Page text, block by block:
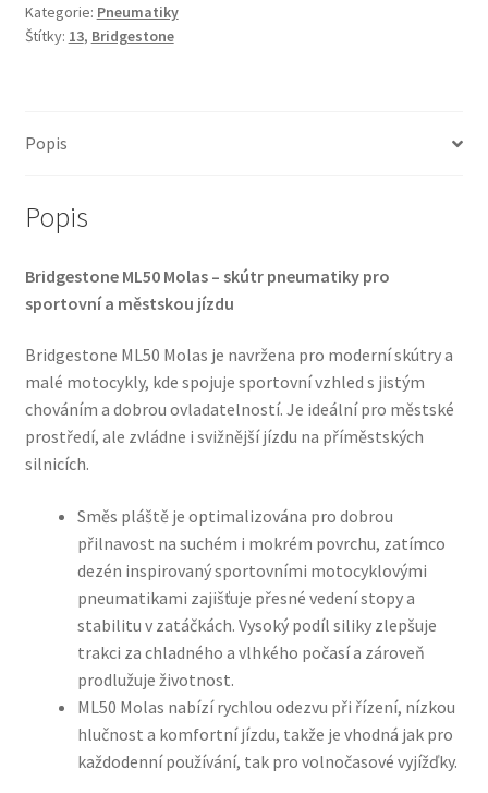
13
53L
Kategorie: Pneumatiky
Štítky: 13, Bridgestone
Popis
Popis
Bridgestone ML50 Molas – skútr pneumatiky pro
sportovní a městskou jízdu
Bridgestone ML50 Molas je navržena pro moderní skútry a
malé motocykly, kde spojuje sportovní vzhled s jistým
chováním a dobrou ovladatelností. Je ideální pro městské
prostředí, ale zvládne i svižnější jízdu na příměstských
silnicích.
Směs pláště je optimalizována pro dobrou
přilnavost na suchém i mokrém povrchu, zatímco
dezén inspirovaný sportovními motocyklovými
pneumatikami zajišťuje přesné vedení stopy a
stabilitu v zatáčkách. Vysoký podíl siliky zlepšuje
trakci za chladného a vlhkého počasí a zároveň
prodlužuje životnost.
ML50 Molas nabízí rychlou odezvu při řízení, nízkou
hlučnost a komfortní jízdu, takže je vhodná jak pro
každodenní používání, tak pro volnočasové vyjížďky.